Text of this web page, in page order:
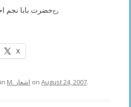
حضرت بابا نجمرح
X
M. اشعار on August 24, 2007.